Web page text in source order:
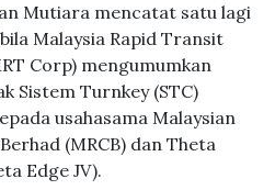
Mutiara mencatat satu lagi
Malaysia Rapid Transit
Corp) mengumumkan
Sistem Turnkey (STC)
usahasama Malaysian
(MRCB) dan Theta
Edge JV).